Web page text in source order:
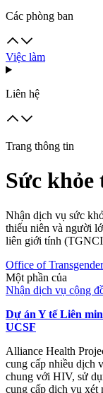
Các phòng ban
Việc làm
Liên hệ
Trang thông tin
Sức
Nhận dịch vụ sức
thiếu niên và người
liên giới tính
Office of
Một phần của
Nhận dịch vụ cộng
Dự án Y tế Liên
UCSF
Alliance Health
cung cấp nhiều dịch
chung với HIV, sử
cung cấp dịch vụ xét